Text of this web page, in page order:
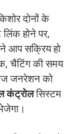
दोनों के
होने पर,
आप सक्रिय हो
चैटिंग की समय
जनरेशन को
कंट्रोलसिस्टम